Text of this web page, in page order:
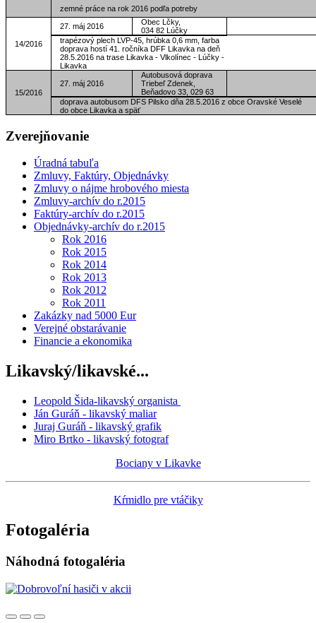
zemné práce na rok 2016 podľa potreby
14/2016
27. máj 2016
Obec Lčky,
034 82 Lúčky
trapézový plech LVP-45, hrúbka 0,6 mm, farba
doprava hostí 41. ročníka DFF Likavka na deň
28.5.2016 na trase Likavka - Vlkolínec - Lúčky -
Likavka
15/2016
27. máj 2016
Autobusová doprava
Triebeľ Zdenek,
Beňadovo 33, 029 63
doprava autobusom DFS Pilsko dňa 28.5.2016 z obce Oravské Veselé
do obce Likavka a späť
Zverejňovanie
Úradná tabuľa
Zmluvy, Faktúry, Objednávky
Zmluvy o nájme hrobového miesta
Zmluvy-archív do r.2015
Faktúry-archív do r.2015
Objednávky-archív do r.2015
Rok 2016
Rok 2015
Rok 2014
Rok 2013
Rok 2012
Rok 2011
Zakázky nad 5000 Eur
Verejné obstarávanie
Financie a ekonomika
Likavský/likavské...
Leopold Šida-likavský organista
Ján Guráň - likavský maliar
Juraj Guráň - likavský grafik
Miro Brtko - likavský fotograf
Bociany v Likavke
Kŕmidlo pre vtáčiky
Fotogaléria
Náhodná fotogaléria